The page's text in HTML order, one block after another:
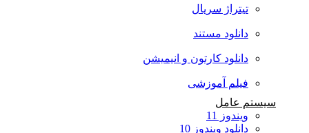
تیتراژ سریال
دانلود مستند
دانلود کارتون و انیمیشن
فیلم آموزشی
سیستم عامل
ویندوز 11
دانلود ویندوز 10